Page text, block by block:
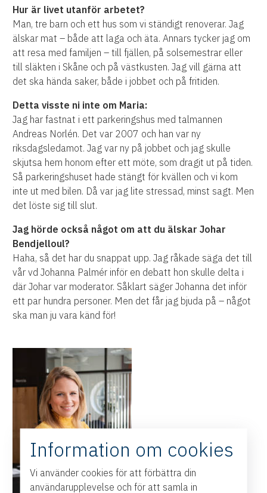
Hur är livet utanför arbetet?
Man, tre barn och ett hus som vi ständigt renoverar. Jag
älskar mat – både att laga och äta. Annars tycker jag om
att resa med familjen – till fjällen, på solsemestrar eller
till släkten i Skåne och på västkusten.Jag vill gärna att
det ska hända saker, både i jobbet och på fritiden.
Detta visste ni inte om Maria:
Jag har fastnat i ett parkeringshus med talmannen
Andreas Norlén. Det var 2007 och han var ny
riksdagsledamot. Jagvar ny på jobbet och jag skulle
skjutsa hem honom efter ett möte, som dragit ut på tiden.
Så parkeringshuset hade stängt för kvällen och vi kom
inte ut med bilen. Då var jag lite stressad, minst sagt. Men
det löste sig till slut.
Jag hörde också något om att du älskar Johar
Bendjelloul?
Haha, så det har du snappat upp. Jag råkade säga det till
vår vd Johanna Palmér inför en debatt hon skulle delta i
där Johar var moderator. Såklart säger Johanna det inför
ett par hundra personer. Men det får jag bjuda på – något
ska man ju vara känd för!
Information om cookies
Vi använder cookies för att förbättra din
användarupplevelse och för att samla in